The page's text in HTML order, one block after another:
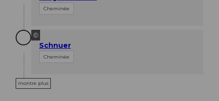
Cheminée
©
Schnuer
Cheminée
montre plus